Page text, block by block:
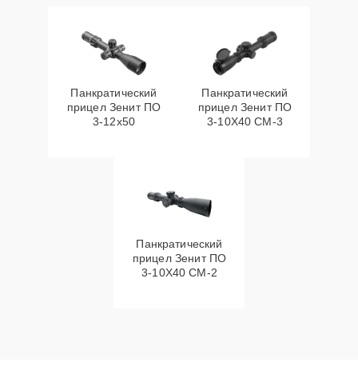
Панкратический
прицел Зенит ПO
3-12x50
Панкратический
прицел Зенит ПО
3-10Х40 СМ-3
Панкратический
прицел Зенит ПО
3-10Х40 СМ-2